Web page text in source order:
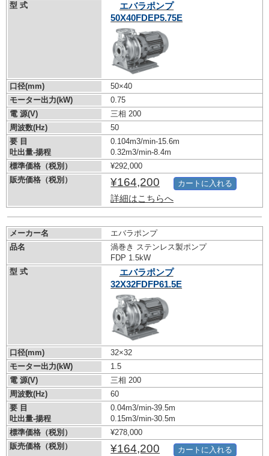
型 式
エバラポンプ
50X40FDEP5.75E
口径(mm)
50×40
モーター出力(kW)
0.75
電 源(V)
三相 200
周波数(Hz)
50
要 目
吐出量-揚程
0.104m3/min-15.6m
0.32m3/min-8.4m
標準価格（税別）
¥292,000
販売価格（税別）
¥164,200
詳細はこちらへ
カートに入れる
メーカー名
エバラポンプ
品名
渦巻き ステンレス製ポンプ
FDP 1.5kW
型 式
エバラポンプ
32X32FDFP61.5E
口径(mm)
32×32
モーター出力(kW)
1.5
電 源(V)
三相 200
周波数(Hz)
60
要 目
吐出量-揚程
0.04m3/min-39.5m
0.15m3/min-30.5m
標準価格（税別）
¥278,000
販売価格（税別）
¥164,200 カートに入れる